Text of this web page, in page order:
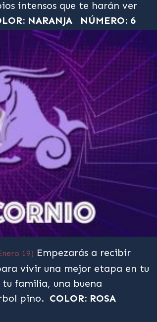
intensos que te harán ver
NARANJA NÚMERO: 6
19) Empezarás a recibir
vivir una mejor etapa en tu
familia, una buena
pino. COLOR: ROSA